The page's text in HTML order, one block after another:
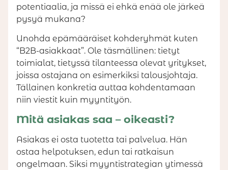
potentiaalia, ja missä ei ehkä enää ole järkeä
pysyä mukana?
Unohda epämääräiset kohderyhmät kuten
“B2B-asiakkaat”. Ole täsmällinen: tietyt
toimialat, tietyssä tilanteessa olevat yritykset,
joissa ostajana on esimerkiksi talousjohtaja.
Tällainen konkretia auttaa kohdentamaan
niin viestit kuin myyntityön.
Mitä asiakas saa – oikeasti?
Asiakas ei osta tuotetta tai palvelua. Hän
ostaa helpotuksen, edun tai ratkaisun
ongelmaan. Siksi myyntistrategian ytimessä